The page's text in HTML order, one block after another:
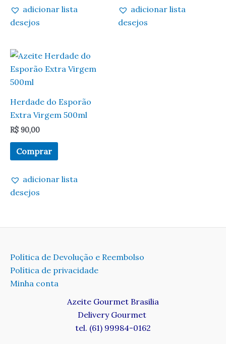
adicionar lista
desejos
adicionar lista
desejos
Herdade do Esporão
Extra Virgem 500ml
R$ 90,00
Comprar
adicionar lista
desejos
Política de Devolução e Reembolso
Política de privacidade
Minha conta
Azeite Gourmet Brasilia
Delivery Gourmet
tel. (61) 99984-0162